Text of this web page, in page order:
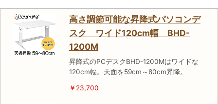
高さ調節可能な昇降式パソコンデ
スク ワイド120cm幅 BHD-
1200M
昇降式のPCデスクBHD-1200Mはワイドな
120cm幅。天面を59cm～80cm昇降。
￥23,700